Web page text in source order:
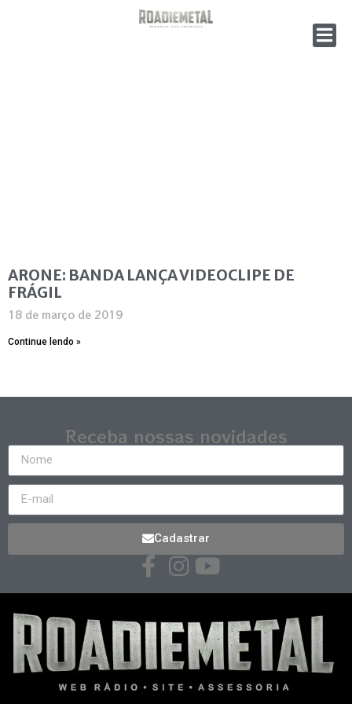
ARONE: BANDA LANÇA VIDEOCLIPE DE
FRÁGIL
18 de março de 2019
Continue lendo »
Receba nossas novidades
Cadastrar